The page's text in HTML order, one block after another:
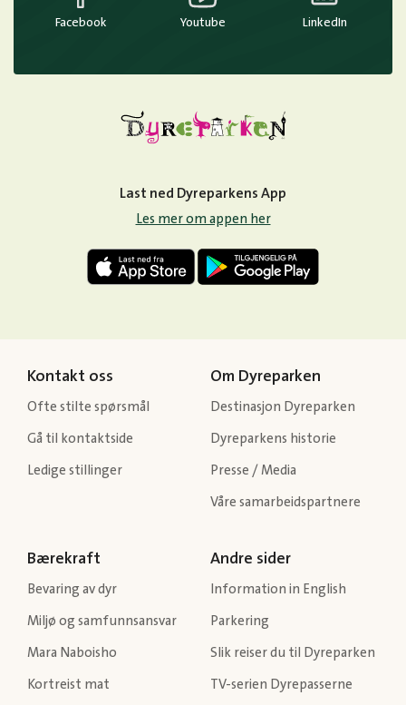
Facebook Youtube LinkedIn
Last ned Dyreparkens App
Les mer om appen her
Kontakt oss
Ofte stilte spørsmål
Gå til kontaktside
Ledige stillinger
Om Dyreparken
Destinasjon Dyreparken
Dyreparkens historie
Presse / Media
Våre samarbeidspartnere
Bærekraft
Bevaring av dyr
Miljø og samfunnsansvar
Mara Naboisho
Kortreist mat
Andre sider
Information in English
Parkering
Slik reiser du til Dyreparken
TV-serien Dyrepasserne